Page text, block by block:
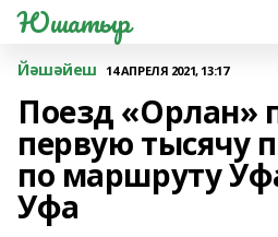
Юшатыр
Йәшәйеш 14 АПРЕЛЯ 2021, 13:17
Поезд «Орлан»
первую тысячу
по маршруту
Уфа